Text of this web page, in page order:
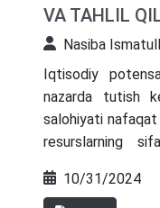
alohida e’tibor
institutsional
VA TAHLIL
Nasiba
Iqtisodiy
nazarda tutish
salohiyati nafaqat
resurslarning
bog’liq.
10/31/2024